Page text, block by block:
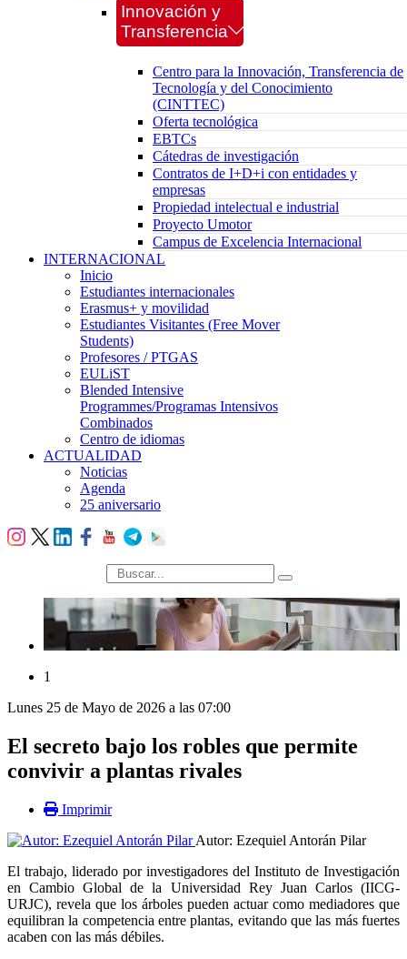
Innovación y
Transferencia
Centro para la Innovación, Transferencia de
Tecnología y del Conocimiento
(CINTTEC)
Oferta tecnológica
EBTCs
Cátedras de investigación
Contratos de I+D+i con entidades y
empresas
Propiedad intelectual e industrial
Proyecto Umotor
Campus de Excelencia Internacional
INTERNACIONAL
Inicio
Estudiantes internacionales
Erasmus+ y movilidad
Estudiantes Visitantes (Free Mover
Students)
Profesores / PTGAS
EULiST
Blended Intensive
Programmes/Programas Intensivos
Combinados
Centro de idiomas
ACTUALIDAD
Noticias
Agenda
25 aniversario
búsqueda
1
Lunes 25 de Mayo de 2026 a las 07:00
El secreto bajo los robles que permite
convivir a plantas rivales
Imprimir
Autor: Ezequiel Antorán Pilar
El trabajo, liderado por investigadores del Instituto de Investigación
en Cambio Global de la Universidad Rey Juan Carlos (IICG-
URJC), revela que los árboles pueden actuar como mediadores que
equilibran la competencia entre plantas, evitando que las más fuertes
acaben con las más débiles.